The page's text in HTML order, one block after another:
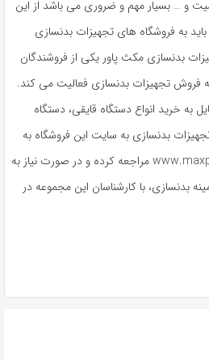
و … بسیار مهم و ضروری می باشد از این
باید به فروشگاه های تجهیزات بدنسازی
بدنسازی مکث پاور یکی از فروشندگان
فروش تجهیزات بدنسازی فعالیت می کند.
خرید انواع دستگاه قایقی، دستگاه
بدنسازی به سایت این فروشگاه به
آدرس اینترنتی www.maxpoweriran.com مراجعه کرده و در صورت نیاز به
بدنسازی، با کارشناسان این مجموعه در